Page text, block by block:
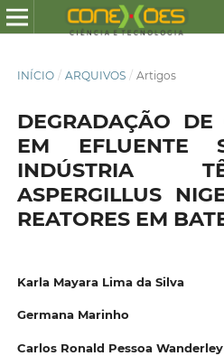
INÍCIO / ARQUIVOS / Artigos
DEGRADAÇÃO
EM EFLUENTE
INDÚSTRIA
ASPERGILLUS
REATORES EM
Karla Mayara Lima da Silva
Germana Marinho
Carlos Ronald Pessoa Wanderley